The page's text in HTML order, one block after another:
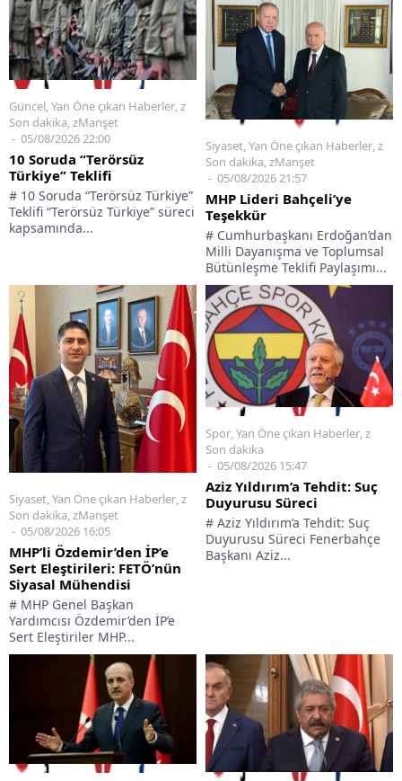
Güncel,Yan Öne çıkan Haberler,z
Son dakika,zManşet
05/08/2026 22:00
10 Soruda “Terörsüz
Türkiye” Teklifi
# 10 Soruda “Terörsüz Türkiye”
Teklifi “Terörsüz Türkiye” süreci
kapsamında...
Siyaset,Yan Öne çıkan Haberler,z
Son dakika,zManşet
05/08/2026 21:57
MHP Lideri Bahçeli’ye
Teşekkür
# Cumhurbaşkanı Erdoğan’dan
Milli Dayanışma ve Toplumsal
Bütünleşme Teklifi Paylaşımı...
Siyaset,Yan Öne çıkan Haberler,z
Son dakika,zManşet
05/08/2026 16:05
MHP’li Özdemir’den İP’e
Sert Eleştirileri: FETÖ’nün
Siyasal Mühendisi
# MHP Genel Başkan
Yardımcısı Özdemir’den İP’e
Sert Eleştiriler MHP...
Spor,Yan Öne çıkan Haberler,z
Son dakika
05/08/2026 15:47
Aziz Yıldırım’a Tehdit: Suç
Duyurusu Süreci
# Aziz Yıldırım’a Tehdit: Suç
Duyurusu Süreci Fenerbahçe
Başkanı Aziz...